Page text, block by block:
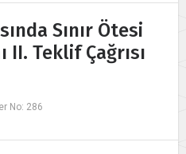
Sınır Ötesi
Teklif Çağrısı
No: 286